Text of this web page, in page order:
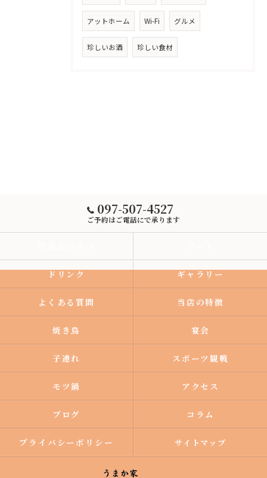
アットホーム Wi-Fi グルメ
珍しいお酒 珍しい食材
097-507-4527
ご予約はご電話にで承ります
ドリンク ギャラリー
よくある質問 当店の特徴
焼き鳥 宴会
子連れ スポーツ観戦
モツ鍋 アクセス
ブログ コラム
プライバシーポリシー サイトマップ